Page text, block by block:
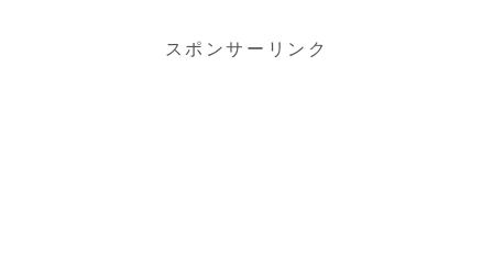
スポンサーリンク